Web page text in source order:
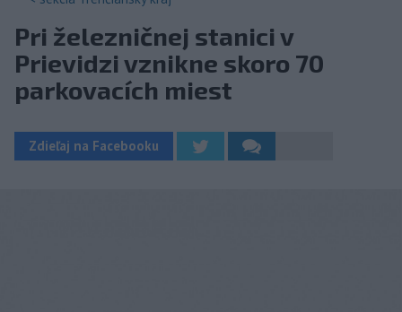
Pri železničnej stanici v
Prievidzi vznikne skoro 70
parkovacích miest
Zdieľaj na Facebooku